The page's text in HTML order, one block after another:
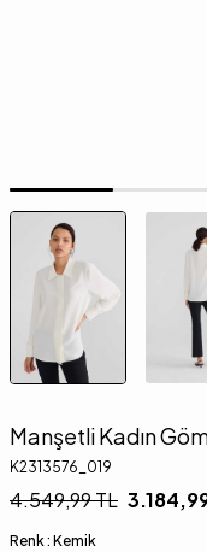
Manşetli Kadın
K2313576_019
4.549,99TL
Renk : Kemik